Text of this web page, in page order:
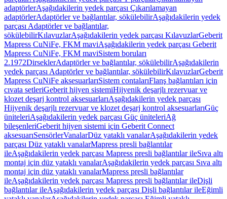
adaptörlerAşağıdakilerin yedek parçası Çıkarılamayan
adaptörlerAdaptörler ve bağlantılar, sökülebilirAşağıdakilerin yedek
parçası Adaptörler ve bağlantılar,
sökülebilirKılavuzlarAşağıdakilerin yedek parçası KılavuzlarGeberit
Mapress CuNiFe, FKM maviAşağıdakilerin yedek parçası Geberit
Mapress CuNiFe, FKM maviSistem boruları
2.1972DirseklerAdaptörler ve bağlantılar, sökülebilirAşağıdakilerin
yedek parçası Adaptörler ve bağlantılar, sökülebilirKılavuzlarGeberit
Mapress CuNiFe aksesuarlarıSistem contalarıFlanş bağlantıları için
cıvata setleriGeberit hijyen sistemiHijyenik deşarjlı rezervuar ve
klozet deşarj kontrol aksesuarlarıAşağıdakilerin yedek parçası
Hijyenik deşarjlı rezervuar ve klozet deşarj kontrol aksesuarlarıGüç
üniteleriAşağıdakilerin yedek parçası Güç üniteleriAğ
bileşenleriGeberit hijyen sistemi için Geberit Connect
aksesuarıSensörlerVanalarDüz yataklı vanalarAşağıdakilerin yedek
parçası Düz yataklı vanalarMapress presli bağlantılar
ileAşağıdakilerin yedek parçası Mapress presli bağlantılar ileSıva altı
montaj için düz yataklı vanalarAşağıdakilerin yedek parçası Sıva altı
montaj için düz yataklı vanalarMapress presli bağlantılar
ileAşağıdakilerin yedek parçası Mapress presli bağlantılar ileDişli
bağlantılar ileAşağıdakilerin yedek parçası Dişli bağlantılar ileEğimli